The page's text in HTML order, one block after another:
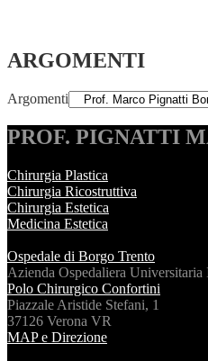
ARGOMENTI
Argomenti
PROF. PIGNATTI
Chirurgia Plastica
Chirurgia Ricostruttiva
Chirurgia Estetica
Medicina Estetica
Ospedale di Borgo Trento
Azienda Ospedaliera Universitaria
Polo Chirurgico Confortini
Piazzale Aristide Stefani, 1
37126 Verona VR
MAP e Direzione